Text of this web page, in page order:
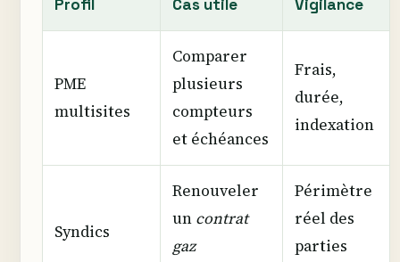
Profil Cas utile Vigilance
PME
multisites
Comparer
plusieurs
compteurs
et échéances
Frais,
durée,
indexation
Syndics
Renouveler
un contrat
gaz
Périmètre
réel des
parties